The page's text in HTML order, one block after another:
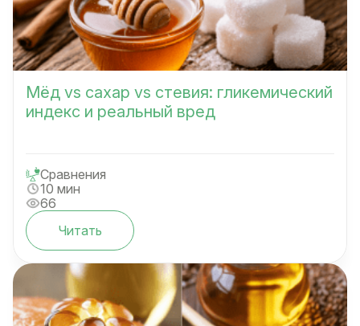
Мёд vs сахар vs стевия: гликемический
индекс и реальный вред
Сравнения
10 мин
66
Читать